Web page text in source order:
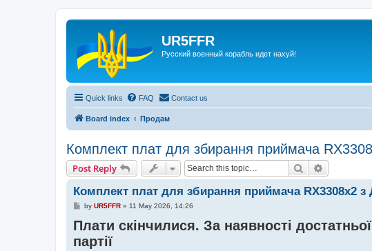
UR5FFR
Русский военный корабль идет нахуй!
Quick links FAQ Contact us
Board index Продам
Комплект плат для збирання приймача
Post Reply Search
Комплект плат для збирання приймача RX3308x2
P
s
t
by UR5FFR» 11 May 2026, 14:26
Плати скінчилися. За наявності
партії